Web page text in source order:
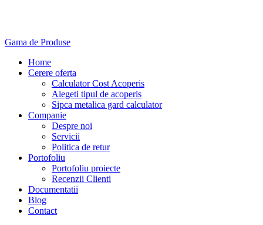
Gama de Produse
Home
Cerere oferta
Calculator Cost Acoperis
Alegeti tipul de acoperis
Sipca metalica gard calculator
Companie
Despre noi
Servicii
Politica de retur
Portofoliu
Portofoliu proiecte
Recenzii Clienti
Documentatii
Blog
Contact